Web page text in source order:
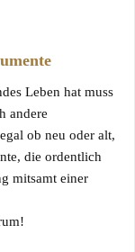
Leben hat muss
andere
ob neu oder alt,
die ordentlich
mitsamt einer